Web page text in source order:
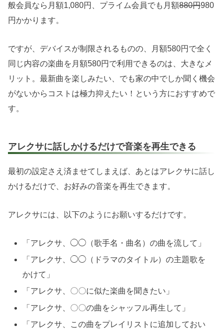
般会員なら月額1,080円、プライム会員でも月額880円980
円かかります。
ですが、デバイスが制限されるものの、月額580円で全く
同じ内容の楽曲を月額580円で利用できるのは、大きなメ
リット。最新曲を楽しみたい、でも家の中でしか聞く機会
がないからコストは極力抑えたい！という方におすすめで
す。
アレクサに話しかけるだけで音楽を再生できる
最初の設定さえ済ませてしまえば、あとはアレクサに話し
かけるだけで、お好みの音楽を再生できます。
アレクサには、以下のようにお願いするだけです。
「アレクサ、◯◯（歌手名・曲名）の曲を流して」
「アレクサ、◯◯（ドラマのタイトル）の主題歌を
かけて」
「アレクサ、〇〇に似た楽曲を聞きたい」
「アレクサ、〇〇の曲をシャッフル再生して」
「アレクサ、この曲をプレイリストに追加しておい